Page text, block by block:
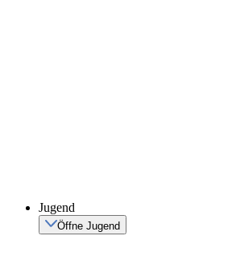
Jugend
Öffne Jugend